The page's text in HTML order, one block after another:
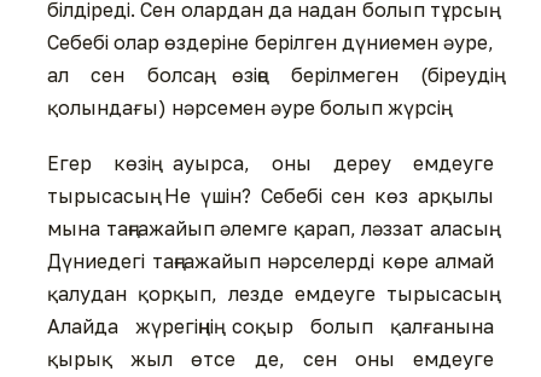
білдіреді. Сен олардан да надан болып тұрсың.
Себебі олар өздеріне берілген дүниемен әуре,
ал сен болсаң, өзіңе берілмеген (біреудің
қолындағы) нәрсемен әуре болып жүрсің.
Егер көзің ауырса, оны дереу емдеуге
тырысасың. Не үшін? Себебі сен көз арқылы
мына таңғажайып әлемге қарап, ләззат аласың.
Дүниедегі таңғажайып нәрселерді көре алмай
қалудан қорқып, лезде емдеуге тырысасың.
Алайда жүрегіңнің соқыр болып қалғанына
қырық жыл өтсе де, сен оны емдеуге